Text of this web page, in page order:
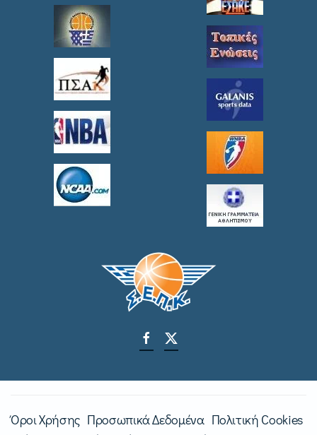
Όροι Χρήσης Προσωπικά Δεδομένα Πολιτική Cookies